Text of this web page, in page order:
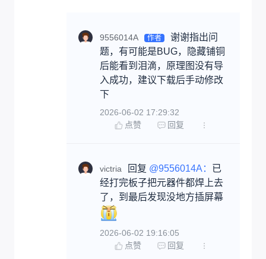
9556014A 作者
谢谢指出问
题，有可能是BUG，隐藏铺铜
后能看到泪滴，原理图没有导
入成功，建议下载后手动修改
下
2026-06-02 17:29:32
点赞
回复
victria 回复 @9556014A：
已
经打完板子把元器件都焊上去
了，到最后发现没地方插屏幕
2026-06-02 19:16:05
点赞
回复